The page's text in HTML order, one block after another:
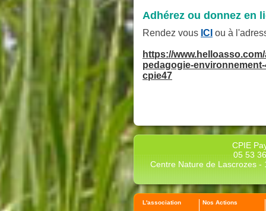
Adhérez ou donnez en
Rendez vous ICI ou à
https://
pedagogie-
cpie47
CPIE
05 53
Centre Nature de Lascrozes -
L'association
Nos Actions